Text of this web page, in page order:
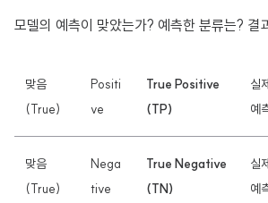
모델의 예측이 맞았는가? 예측한 분류는? 결
맞음
(True)
Positi
ve
True Positive
(TP)
실
예
맞음
(True)
Nega
tive
True Negative
(TN)
실
예